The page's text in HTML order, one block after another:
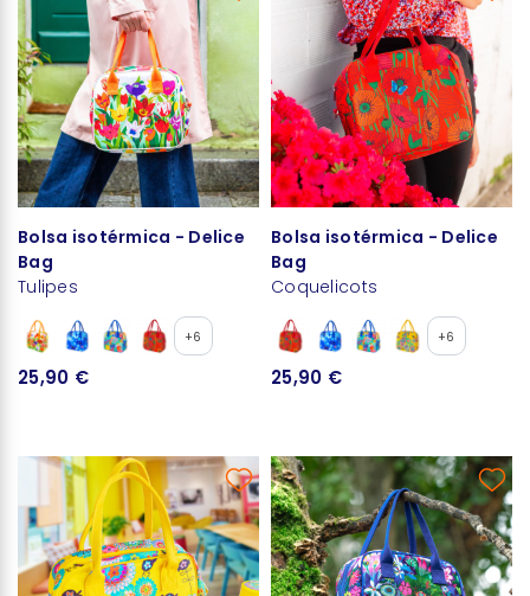
Bolsa isotérmica - Delice
Bag
Tulipes
+6
25,90 €
Bolsa isotérmica - Delice
Bag
Coquelicots
+6
25,90 €